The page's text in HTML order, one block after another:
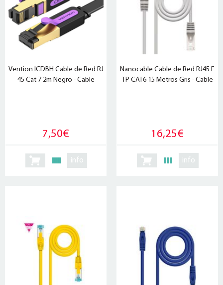
Vention ICDBH Cable de Red RJ
45 Cat 7 2m Negro - Cable
7,50€
info
Nanocable Cable de Red RJ45 F
TP CAT6 15 Metros Gris - Cable
16,25€
info